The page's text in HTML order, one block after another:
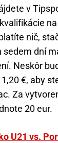
v
nič,
sedem dní
Neskôr
€, aby
Za
20 eur.
U21 vs.